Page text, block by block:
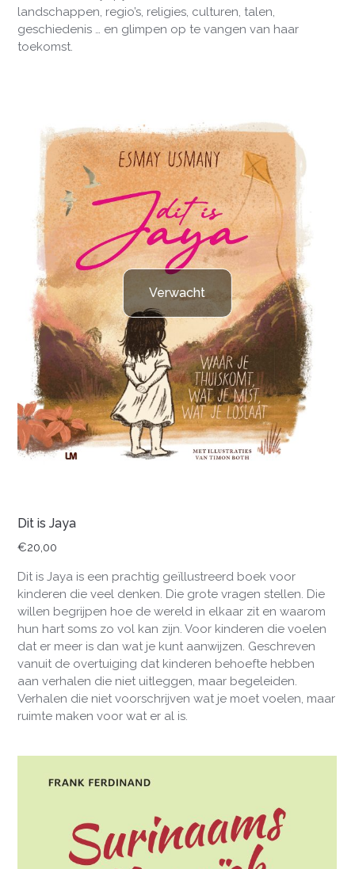
landschappen, regio’s, religies, culturen, talen,
geschiedenis … en glimpen op te vangen van haar
toekomst.
Verwacht
Dit is Jaya
€20,00
Dit is Jaya is een prachtig geïllustreerd boek voor
kinderen die veel denken. Die grote vragen stellen. Die
willen begrijpen hoe de wereld in elkaar zit en waarom
hun hart soms zo vol kan zijn. Voor kinderen die voelen
dat er meer is dan wat je kunt aanwijzen. Geschreven
vanuit de overtuiging dat kinderen behoefte hebben
aan verhalen die niet uitleggen, maar begeleiden.
Verhalen die niet voorschrijven wat je moet voelen, maar
ruimte maken voor wat er al is.